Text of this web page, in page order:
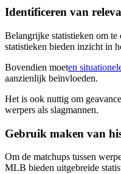
Identificeren van
Belangrijke statistieken om
statistieken bieden inzicht in
Bovendien moeten
aanzienlijk beïnvloeden.
Het is ook nuttig om
werpers als slagmannen.
Gebruik maken van
Om de matchups tussen
MLB bieden uitgebreide